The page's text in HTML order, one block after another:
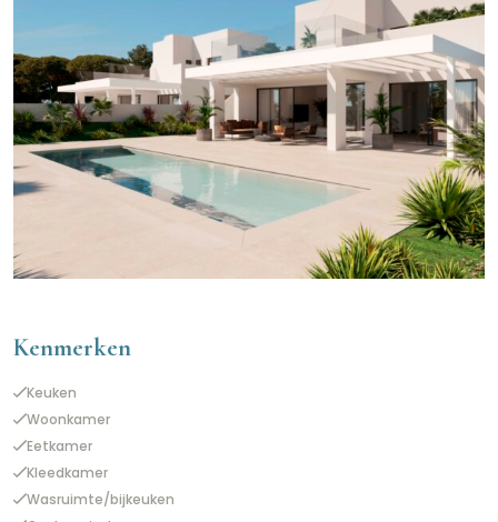
Kenmerken
Keuken
Woonkamer
Eetkamer
Kleedkamer
Wasruimte/bijkeuken